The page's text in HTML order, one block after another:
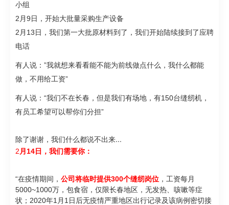
小组
2月9日，开始大批量采购生产设备
2月13日，我们第一大批原材料到了，我们开始陆续接到了应聘
电话
有人说：”我就想来看看能不能为前线做点什么，我什么都能
做，不用给工资”
有人说：“我们不在长春，但是我们有场地，有150台缝纫机，
有员工希望可以帮你们分担”
除了谢谢，我们什么都说不出来...
2 月14日，我们需要你：
“在疫情期间， 公司将临时提供300个缝纫岗位 ，工资每月
5000~1000万，包食宿，仅限长春地区，无发热、咳嗽等症
状；2020年1月1日后无疫情严重地区出行记录及该病例密切接